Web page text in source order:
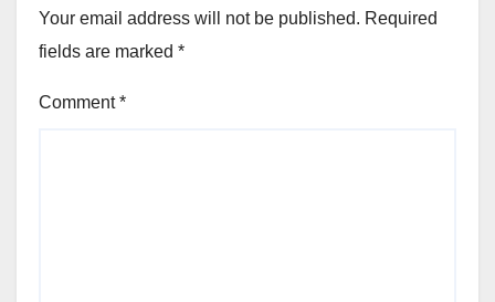
Your email address will not be published. Required
fields are marked *
Comment*